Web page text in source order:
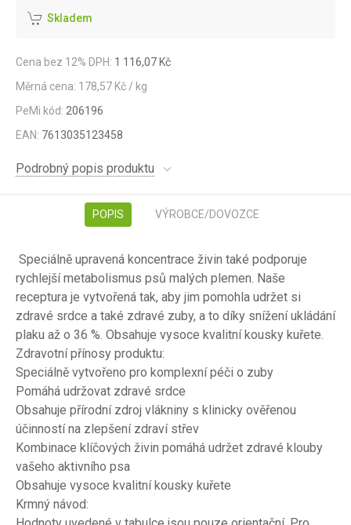
Skladem
Cena bez 12% DPH: 1 116,07 Kč
Měrná cena: 178,57 Kč / kg
PeMi kód: 206196
EAN: 7613035123458
Podrobný popis produktu
POPIS VÝROBCE/DOVOZCE
Speciálně upravená koncentrace živin také podporuje
rychlejší metabolismus psů malých plemen. Naše
receptura je vytvořená tak, aby jim pomohla udržet si
zdravé srdce a také zdravé zuby, a to díky snížení ukládání
plaku až o 36 %. Obsahuje vysoce kvalitní kousky kuřete.
Zdravotní přínosy produktu:
Speciálně vytvořeno pro komplexní péči o zuby
Pomáhá udržovat zdravé srdce
Obsahuje přírodní zdroj vlákniny s klinicky ověřenou
účinností na zlepšení zdraví střev
Kombinace klíčových živin pomáhá udržet zdravé klouby
vašeho aktivního psa
Obsahuje vysoce kvalitní kousky kuřete
Krmný návod: